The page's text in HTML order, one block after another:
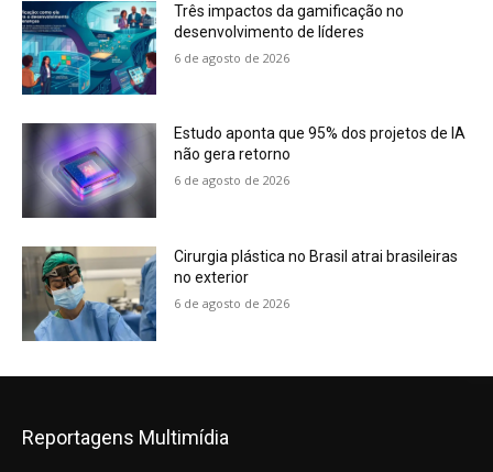
Três impactos da gamificação no
desenvolvimento de líderes
6 de agosto de 2026
Estudo aponta que 95% dos projetos de IA
não gera retorno
6 de agosto de 2026
Cirurgia plástica no Brasil atrai brasileiras
no exterior
6 de agosto de 2026
Reportagens Multimídia